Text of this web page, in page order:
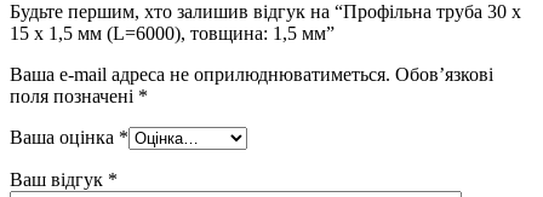
Будьте першим, хто залишив відгук на “Профільна труба 30 x
15 x 1,5 мм (L=6000), товщина: 1,5 мм”
Ваша e-mail адреса не оприлюднюватиметься. Обов’язкові
поля позначені *
Ваша оцінка *
Ваш відгук *